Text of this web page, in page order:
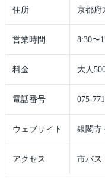
住所 京都府
営業時間 8:30〜
料金 大人
電話番号 075-
ウェブサイト 銀閣寺
アクセス 市バス